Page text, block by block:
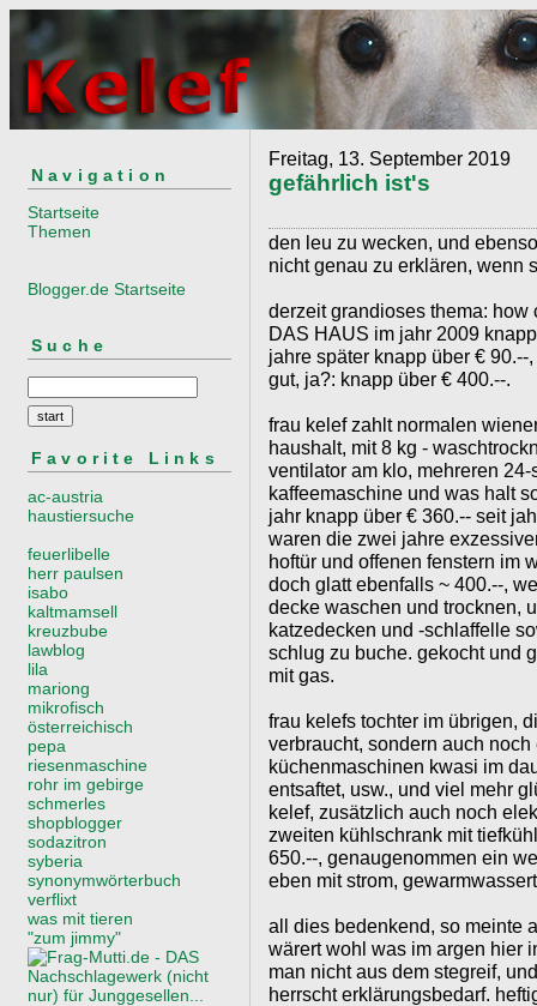
Navigation
Startseite
Themen
Blogger.de Startseite
Suche
Favorite Links
ac-austria
haustiersuche
feuerlibelle
herr paulsen
isabo
kaltmamsell
kreuzbube
lawblog
lila
mariong
mikrofisch
österreichisch
pepa
riesenmaschine
rohr im gebirge
schmerles
shopblogger
sodazitron
syberia
synonymwörterbuch
verflixt
was mit tieren
"zum jimmy"
Freitag, 13. September 2019
gefährlich ist's
den leu zu wecken, und
nicht genau zu erklären, wenn
derzeit grandioses thema: how
DAS HAUS im jahr 2009
jahre später knapp über €
gut, ja?: knapp über € 400.--.
frau kelef zahlt normalen
haushalt, mit 8 kg -
ventilator am klo, mehreren
kaffeemaschine und was halt
jahr knapp über € 360.-- seit
waren die zwei jahre
hoftür und offenen fenstern im
doch glatt ebenfalls ~ 400.--,
decke waschen und trocknen,
katzedecken und -schlaffelle
schlug zu buche. gekocht und
mit gas.
frau kelefs tochter im übrigen,
verbraucht, sondern auch
küchenmaschinen kwasi im
entsaftet, usw., und viel mehr
kelef, zusätzlich auch noch
zweiten kühlschrank mit
650.--, genaugenommen ein
eben mit strom,
all dies bedenkend, so meinte
wärert wohl was im argen hier
man nicht aus dem stegreif,
herrscht erklärungsbedarf.